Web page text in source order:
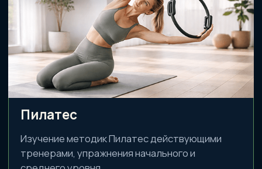
Не про “сжечь калории”, а про систему:
физиология, нагрузка и поведение. Подход,